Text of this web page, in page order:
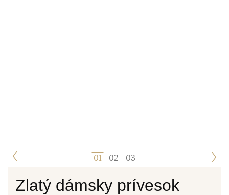
1 2 3
Zlatý dámsky prívesok